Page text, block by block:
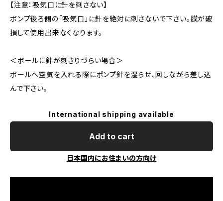
【注意：吸気口に針を刺さない】
ボンプ後ろ側の「吸気口」に針を絶対に刺さないで下さい。膜が破
損して使用出来なくなります。
＜ボールに針が刺さりづらい場合＞
ボールへ空気を入れる際にポンプ針を湿らせ、回しながら差し込
んで下さい。
International shipping available
Add to cart
日本国内にお住まいの方向け